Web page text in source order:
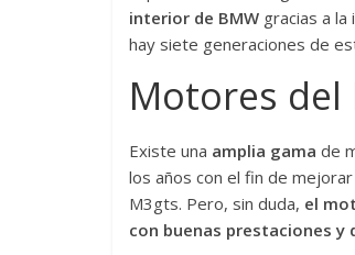
interior de BMW gracias a
hay siete generaciones de
Motores del
Existe una amplia gama de
los años con el fin de
M3gts. Pero, sin duda, el
con buenas prestaciones y